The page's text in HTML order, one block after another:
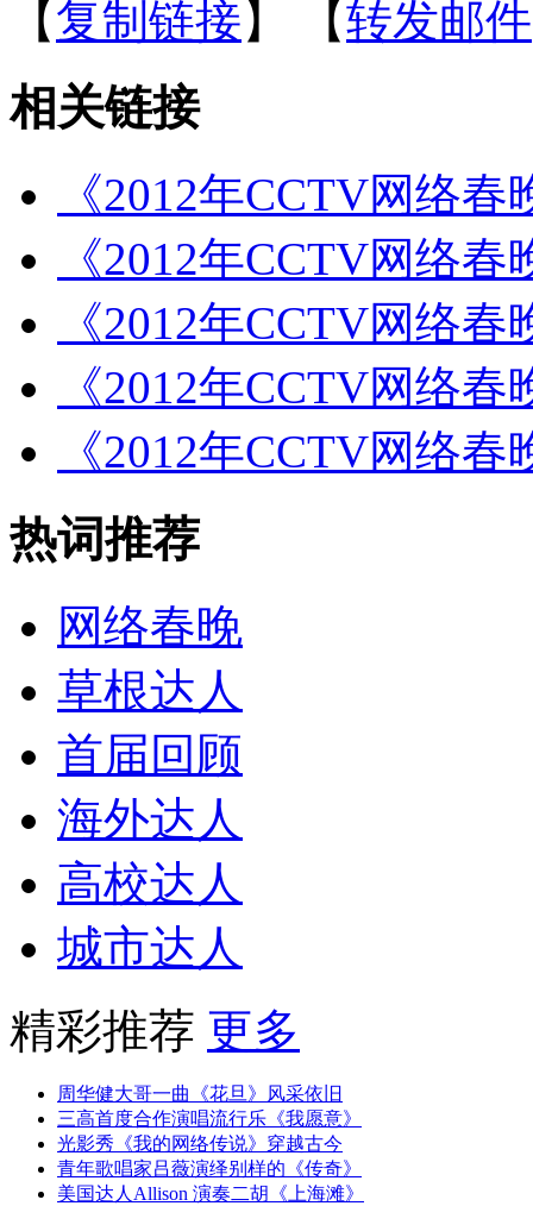
【复制链接】 【转发邮件
相关链接
《2012年CCTV网络
《2012年CCTV网络
《2012年CCTV网络
《2012年CCTV网络
《2012年CCTV网络
热词推荐
网络春晚
草根达人
首届回顾
海外达人
高校达人
城市达人
精彩推荐 更多
周华健大哥一曲《花旦》风采依旧
三高首度合作演唱流行乐《我愿意》
光影秀《我的网络传说》穿越古今
青年歌唱家吕薇演绎别样的《传奇》
美国达人Allison 演奏二胡《上海滩》